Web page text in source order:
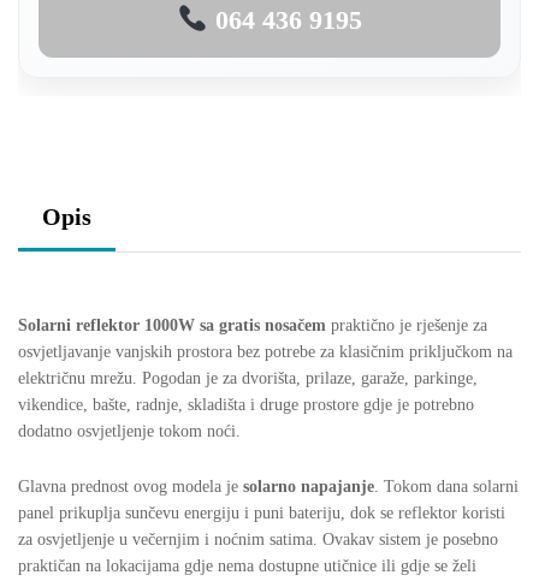
064 436 9195
Opis
Solarni reflektor 1000W sa gratis nosačem praktično je rješenje za
osvjetljavanje vanjskih prostora bez potrebe za klasičnim priključkom na
električnu mrežu. Pogodan je za dvorišta, prilaze, garaže, parkinge,
vikendice, bašte, radnje, skladišta i druge prostore gdje je potrebno
dodatno osvjetljenje tokom noći.
Glavna prednost ovog modela je solarno napajanje . Tokom dana solarni
panel prikuplja sunčevu energiju i puni bateriju, dok se reflektor koristi
za osvjetljenje u večernjim i noćnim satima. Ovakav sistem je posebno
praktičan na lokacijama gdje nema dostupne utičnice ili gdje se želi